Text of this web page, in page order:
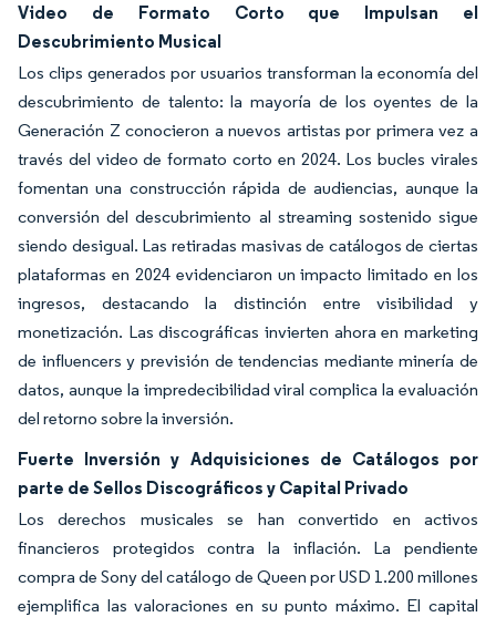
Video de Formato Corto que Impulsan el
Descubrimiento Musical
Los clips generados por usuarios transforman la economía del
descubrimiento de talento: la mayoría de los oyentes de la
Generación Z conocieron a nuevos artistas por primera vez a
través del video de formato corto en 2024. Los bucles virales
fomentan una construcción rápida de audiencias, aunque la
conversión del descubrimiento al streaming sostenido sigue
siendo desigual. Las retiradas masivas de catálogos de ciertas
plataformas en 2024 evidenciaron un impacto limitado en los
ingresos, destacando la distinción entre visibilidad y
monetización. Las discográficas invierten ahora en marketing
de influencers y previsión de tendencias mediante minería de
datos, aunque la impredecibilidad viral complica la evaluación
del retorno sobre la inversión.
Fuerte Inversión y Adquisiciones de Catálogos por
parte de Sellos Discográficos y Capital Privado
Los derechos musicales se han convertido en activos
financieros protegidos contra la inflación. La pendiente
compra de Sony del catálogo de Queen por USD 1.200 millones
ejemplifica las valoraciones en su punto máximo. El capital